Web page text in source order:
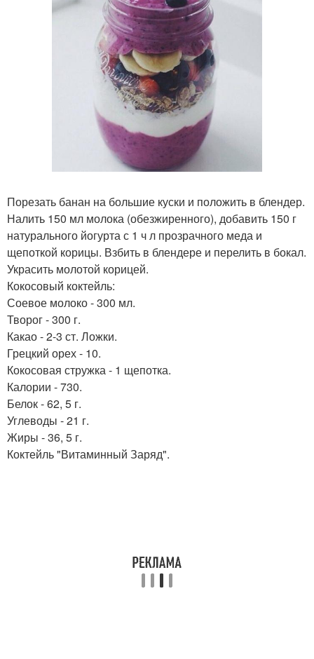
Порезать банан на большие куски и положить в блендер.
Налить 150 мл молока (обезжиренного), добавить 150 г
натурального йогурта с 1 ч л прозрачного меда и
щепоткой корицы. Взбить в блендере и перелить в бокал.
Украсить молотой корицей.
Кокосовый коктейль:
Соевое молоко - 300 мл.
Творог - 300 г.
Какао - 2-3 ст. Ложки.
Грецкий орех - 10.
Кокосовая стружка - 1 щепотка.
Калории - 730.
Белок - 62, 5 г.
Углеводы - 21 г.
Жиры - 36, 5 г.
Коктейль "Витаминный Заряд".